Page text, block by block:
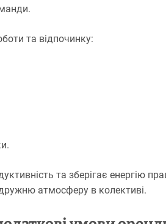
та відпочинку:
та зберігає енергію
атмосферу в колективі.